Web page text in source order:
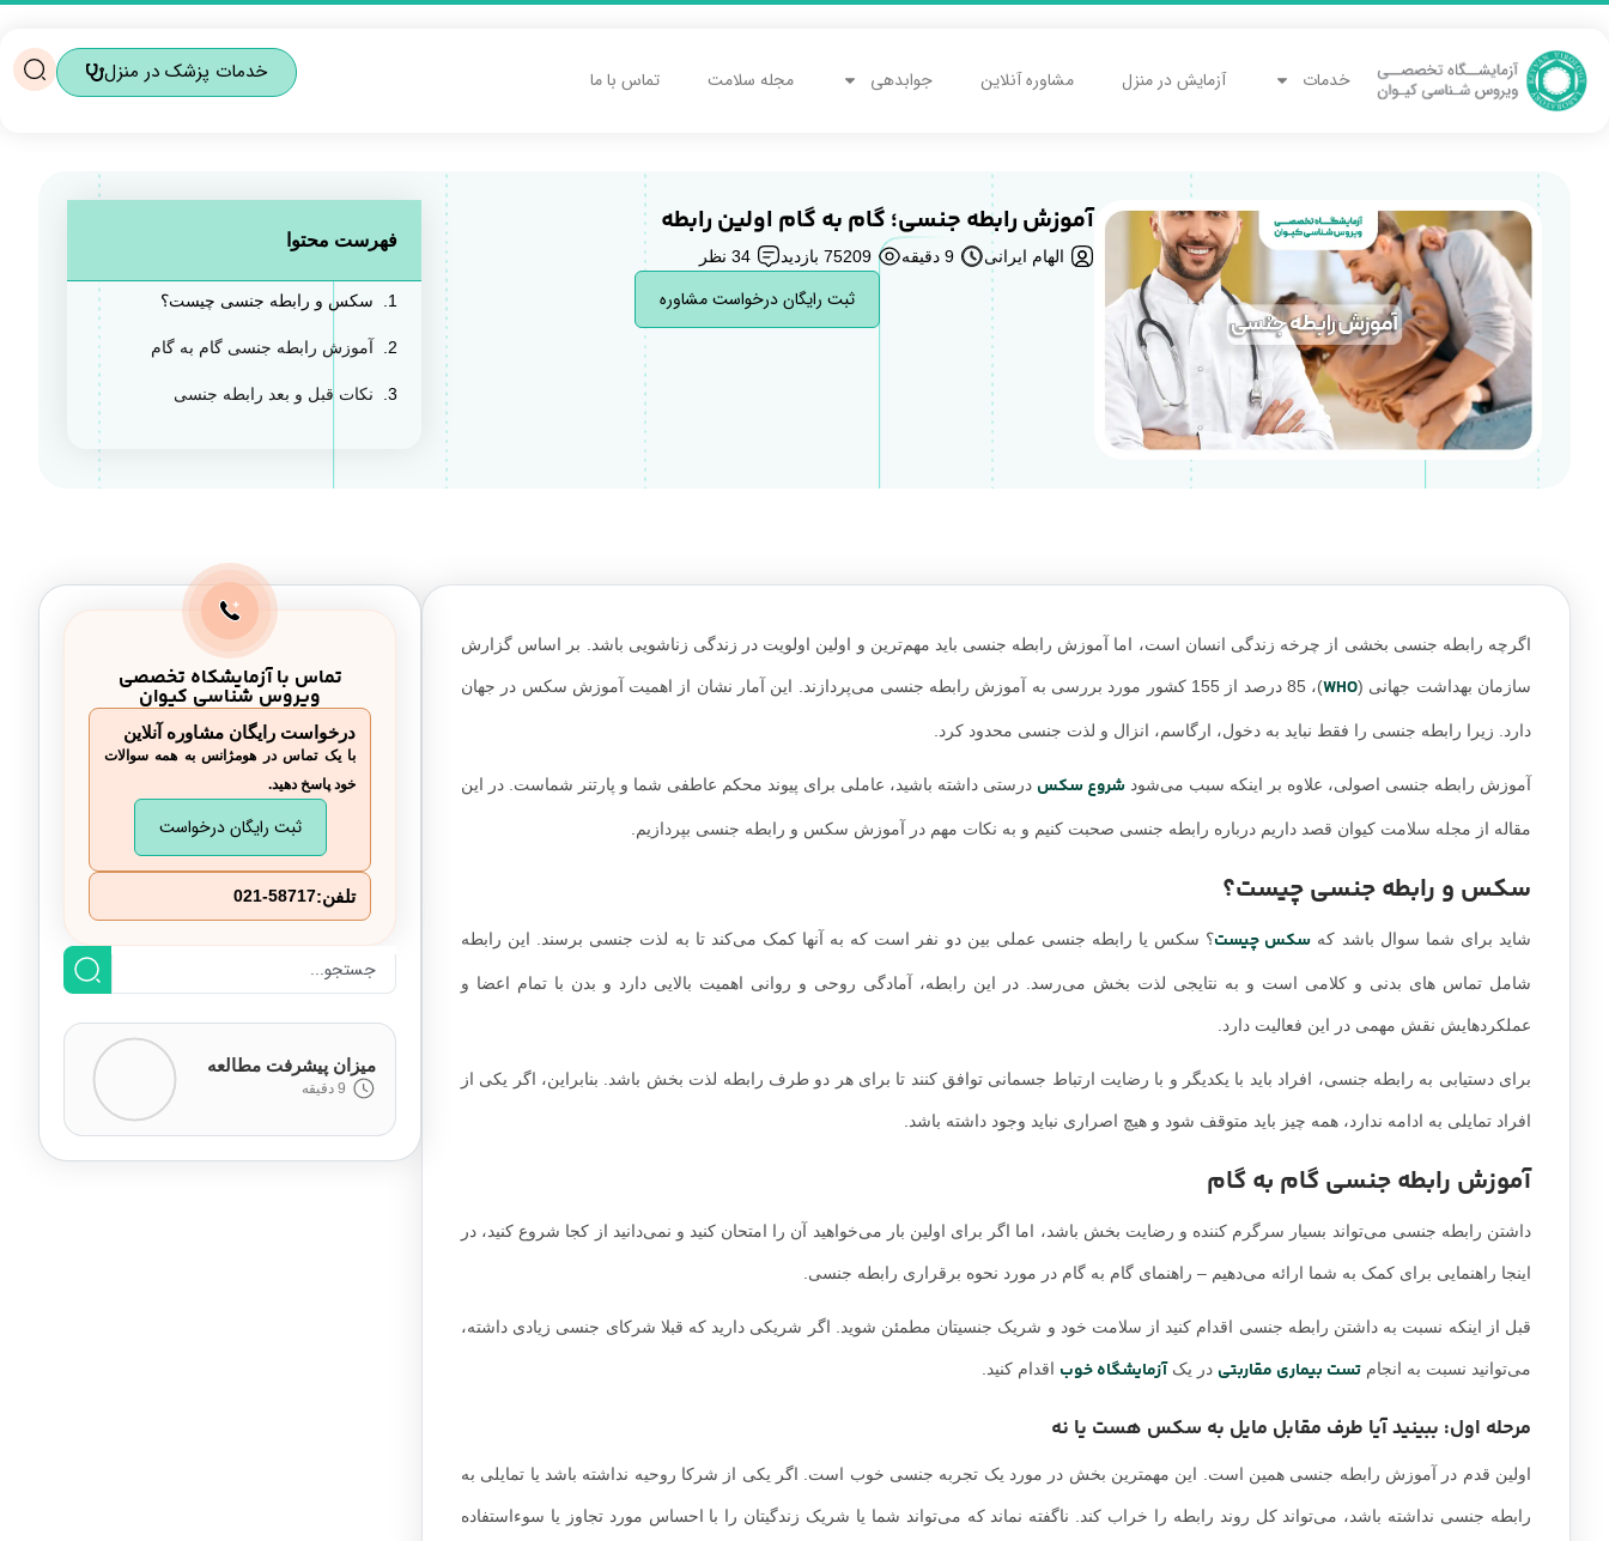
خدمات آزمایش در منزل مشاوره آنلاین جوابدهی مجله سلامت تماس با ما خدمات پزشک در منزل
آموزش رابطه جنسی؛ گام به گام اولین رابطه
الهام ایرانی 9 دقیقه 75209 بازدید 34 نظر
ثبت رایگان درخواست مشاوره
فهرست محتوا
سکس و رابطه جنسی چیست؟
آموزش رابطه جنسی گام به گام
نکات قبل و بعد رابطه جنسی
اگرچه رابطه جنسی بخشی از چرخه زندگی انسان است، اما آموزش رابطه جنسی باید مهم‌ترین و اولین اولویت در زندگی زناشویی باشد. بر اساس گزارش
سازمان بهداشت جهانی (WHO )، 85 درصد از 155 کشور مورد بررسی به آموزش رابطه جنسی می‌پردازند. این آمار نشان از اهمیت آموزش سکس در جهان
دارد. زیرا رابطه جنسی را فقط نباید به دخول، ارگاسم، انزال و لذت جنسی محدود کرد.
آموزش رابطه جنسی اصولی، علاوه بر اینکه سبب می‌شود شروع سکس درستی داشته باشید، عاملی برای پیوند محکم عاطفی شما و پارتنر شماست. در این
مقاله از مجله سلامت کیوان قصد داریم درباره رابطه جنسی صحبت کنیم و به نکات مهم در آموزش سکس و رابطه جنسی بپردازیم.
سکس و رابطه جنسی چیست؟
شاید برای شما سوال باشد که سکس چیست؟ سکس یا رابطه جنسی عملی بین دو نفر است که به آنها کمک می‌کند تا به لذت جنسی برسند. این رابطه
شامل تماس های بدنی و کلامی است و به نتایجی لذت بخش می‌رسد. در این رابطه، آمادگی روحی و روانی اهمیت بالایی دارد و بدن با تمام اعضا و
عملکردهایش نقش مهمی در این فعالیت دارد.
برای دستیابی به رابطه جنسی، افراد باید با یکدیگر و با رضایت ارتباط جسمانی توافق کنند تا برای هر دو طرف رابطه لذت بخش باشد. بنابراین، اگر یکی از
افراد تمایلی به ادامه ندارد، همه چیز باید متوقف شود و هیچ اصراری نباید وجود داشته باشد.
آموزش رابطه جنسی گام به گام
داشتن رابطه جنسی می‌تواند بسیار سرگرم کننده و رضایت بخش باشد، اما اگر برای اولین بار می‌خواهید آن را امتحان کنید و نمی‌دانید از کجا شروع کنید، در
اینجا راهنمایی برای کمک به شما ارائه می‌دهیم – راهنمای گام به گام در مورد نحوه برقراری رابطه جنسی.
قبل از اینکه نسبت به داشتن رابطه جنسی اقدام کنید از سلامت خود و شریک جنسیتان مطمئن شوید. اگر شریکی دارید که قبلا شرکای جنسی زیادی داشته،
می‌توانید نسبت به انجام تست بیماری مقاربتی در یکآزمایشگاه خوب اقدام کنید.
مرحله اول: ببینید آیا طرف مقابل مایل به سکس هست یا نه
اولین قدم در آموزش رابطه جنسی همین است. این مهمترین بخش در مورد یک تجربه جنسی خوب است. اگر یکی از شرکا روحیه نداشته باشد یا تمایلی به
رابطه جنسی نداشته باشد، می‌تواند کل روند رابطه را خراب کند. ناگفته نماند که می‌تواند شما یا شریک زندگیتان را با احساس مورد تجاوز یا سوءاستفاده
تماس با آزمایشکاه تخصصی
ویروس شناسی کیوان
درخواست رایگان مشاوره آنلاین
با یک تماس در هومژانس به همه سوالات
خود پاسخ دهید.
ثبت رایگان درخواست
تلفن:021-58717
میزان پیشرفت مطالعه
9 دقیقه